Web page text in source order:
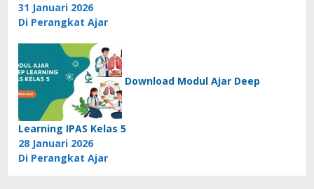
31 Januari 2026
Di Perangkat Ajar
Download Modul Ajar Deep
Learning IPAS Kelas 5
28 Januari 2026
Di Perangkat Ajar